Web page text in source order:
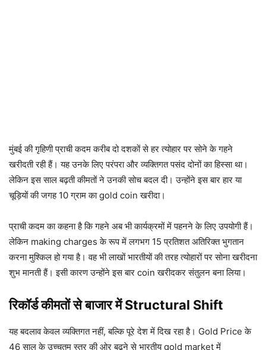
मुंबई की गृहिणी प्राची कदम करीब दो दशकों से हर त्योहार पर सोने के गहने
खरीदती रही हैं। यह उनके लिए परंपरा और व्यक्तिगत पसंद दोनों का हिस्सा था।
लेकिन इस साल बढ़ती कीमतों ने उनकी सोच बदल दी। उन्होंने इस बार हार या
चूड़ियों की जगह 10 ग्राम का gold coin खरीदा।
प्राची कदम का कहना है कि गहने अब भी कार्यक्रमों में पहनने के लिए उपयोगी हैं।
लेकिन making charges के रूप में लगभग 15 प्रतिशत अतिरिक्त भुगतान
करना मुश्किल हो गया है। वह भी लाखों भारतीयों की तरह त्योहारों पर सोना खरीदना
शुभ मानती हैं। इसी कारण उन्होंने इस बार coin खरीदकर संतुलन बना लिया।
रिकॉर्ड कीमतों से बाजार में Structural Shift
यह बदलाव केवल व्यक्तिगत नहीं, बल्कि पूरे देश में दिख रहा है। Gold Price के
46 साल के उच्चतम स्तर की ओर बढ़ने से भारतीय gold market में